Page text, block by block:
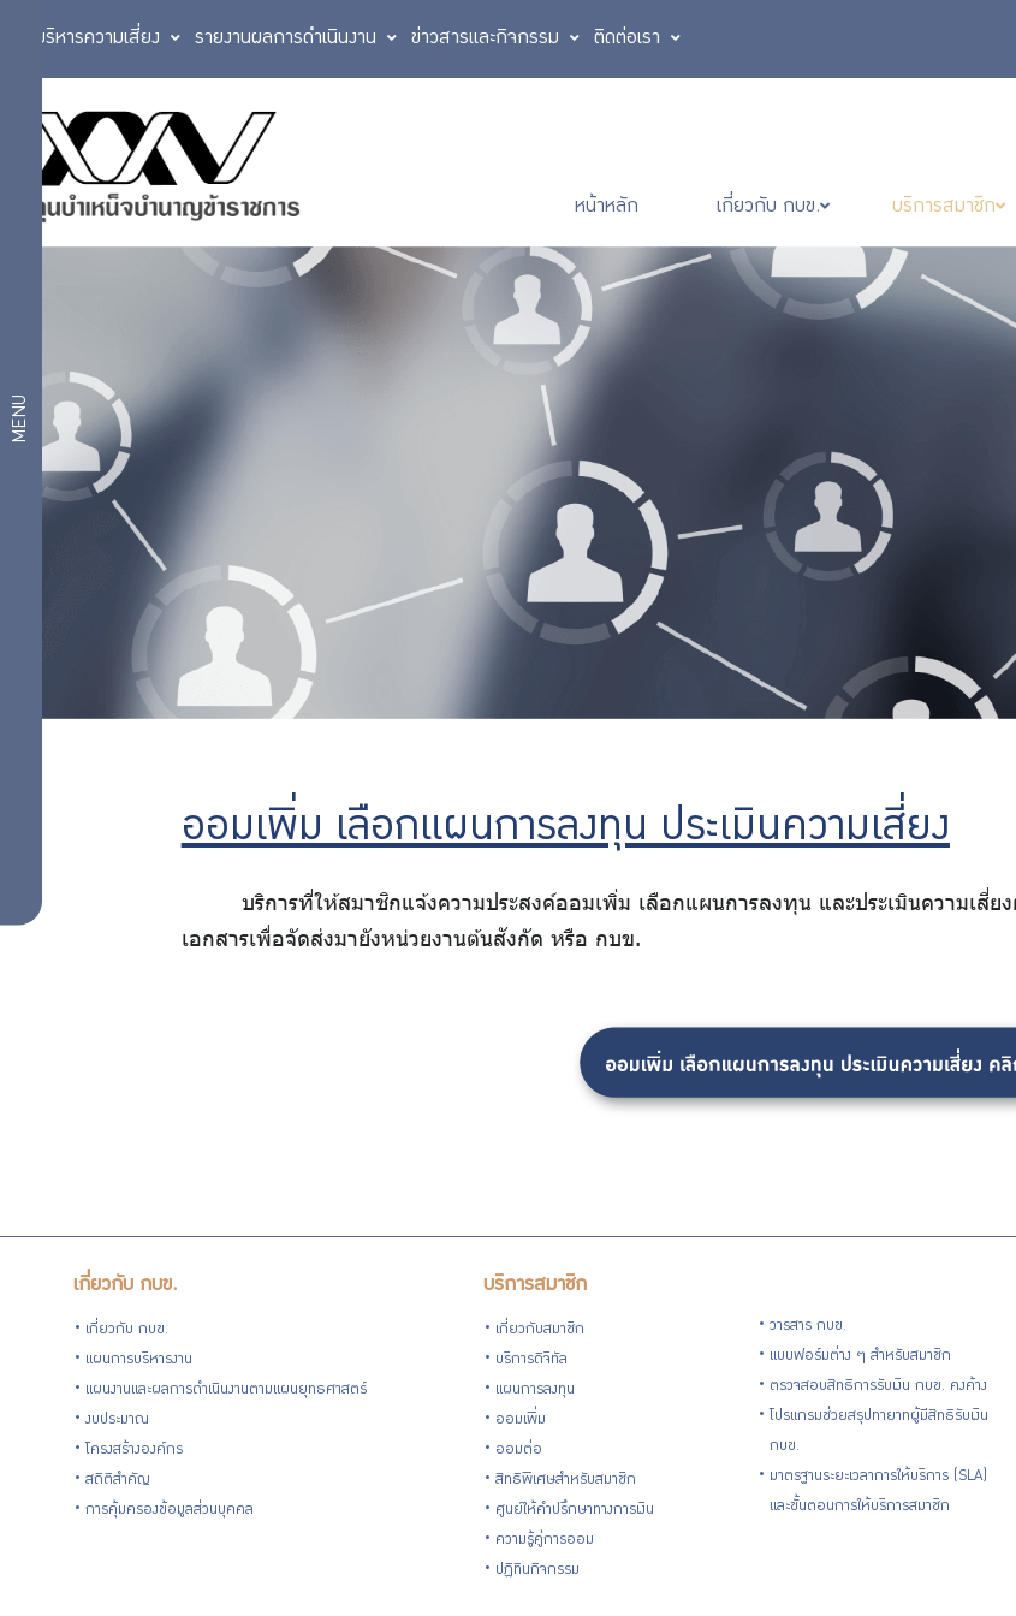
การบริหารความเสี่ยง รายงานผลการดำเนินงาน ข่าวสารและกิจกรรม ติดต่อเรา
หน้าหลัก เกี่ยวกับ กบข. บริการสมาชิก
MENU
สมาชิก
ลงทุน
ออม
เพิ่ม
My
Digital
Twins
ยอดเงินรูป
Point
ตรวจ
สอบสิทธิ
การรับเงิน
กบข. คงค้าง
ทายาทผู้มี
ระบบ
ออมเพิ่ม เลือกแผนการลงทุน ประเมินความเสี่ยง
บริการที่ให้สมาชิกแจ้งความประสงค์ออมเพิ่ม เลือกแผนการลงทุน และประเมินความเสี่
เอกสารเพื่อจัดส่งมายังหน่วยงานต้นสังกัด หรือ กบข.
เกี่ยวกับ กบข.
เกี่ยวกับ กบข.
แผนการบริหารงาน
แผนงานและผลการดำเนินงานตามแผนยุทธศาสตร์
งบประมาณ
โครงสร้างองค์กร
สถิติสำคัญ
การคุ้มครองข้อมูลส่วนบุคคล
บริการสมาชิก
เกี่ยวกับสมาชิก
บริการดิจิทัล
แผนการลงทุน
ออมเพิ่ม
ออมต่อ
สิทธิพิเศษสำหรับสมาชิก
ศูนย์ให้คำปรึกษาทางการเงิน
ความรู้คู่การออม
ปฏิทินกิจกรรม
วารสาร กบข.
แบบฟอร์มต่าง ๆ สำหรับสมาชิก
ตรวจสอบสิทธิการรับเงิน กบข. คงค้าง
โปรแกรมช่วยสรุปทายาทผู้มีสิทธิรับเงิน
กบข.
มาตรฐานระยะเวลาการให้บริการ (SLA)
และขั้นตอนการให้บริการสมาชิก